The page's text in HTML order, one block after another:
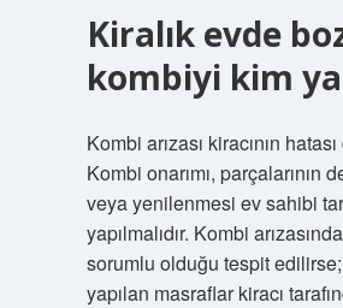
Kiralık evde
kombiyi kim
Kombi arızası kiracının
Kombi onarımı, parçalarının
veya yenilenmesi ev sahibi
yapılmalıdır. Kombi
sorumlu olduğu tespit
yapılan masraflar kiracı